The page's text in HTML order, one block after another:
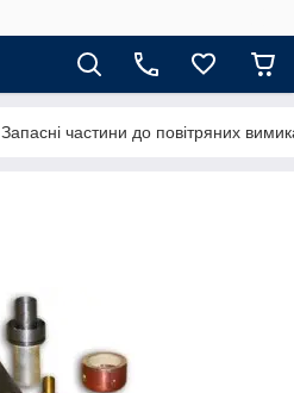
Запасні частини до повітряних